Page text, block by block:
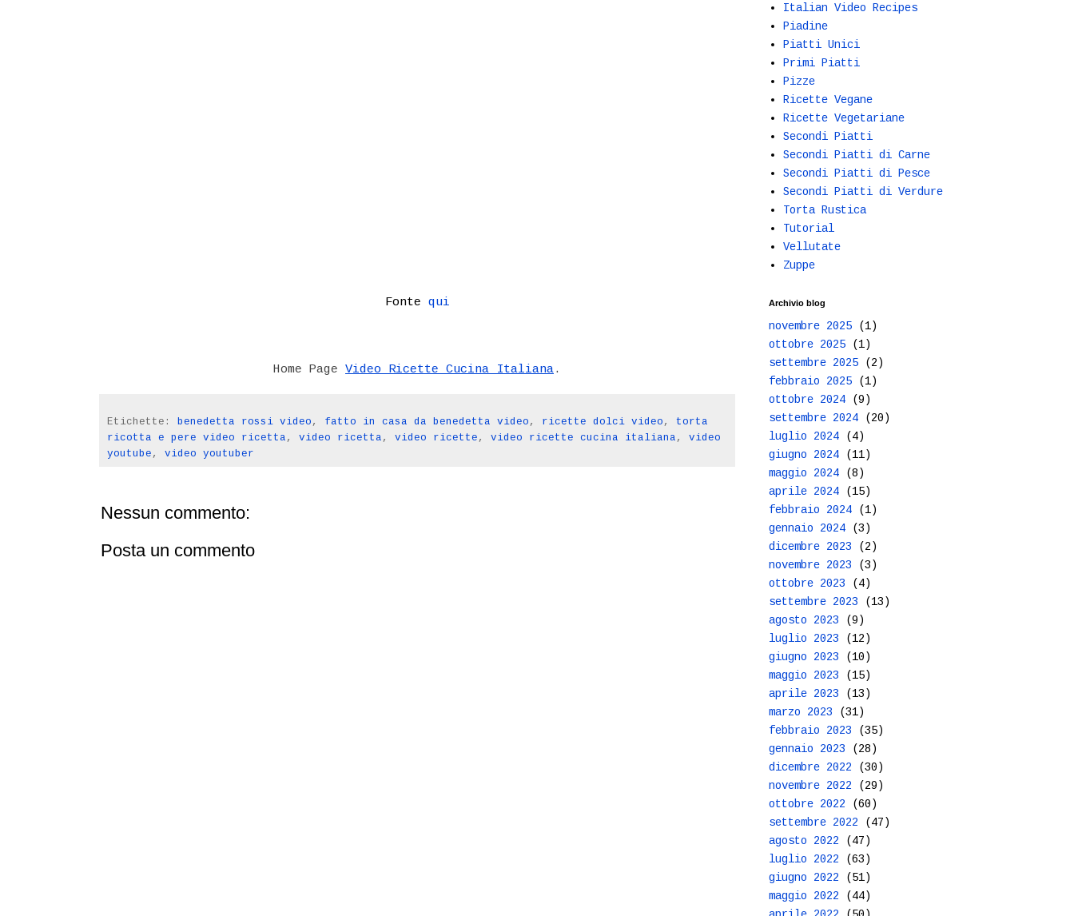
Fonte qui
Home Page Video Ricette Cucina Italiana.
Etichette: benedetta rossi video , fatto in casa da benedetta video , ricette dolci video , torta
ricotta e pere video ricetta , video ricetta , video ricette , video ricette cucina italiana , video
youtube , video youtuber
Nessun commento:
Posta un commento
Italian Video Recipes
Piadine
Piatti Unici
Primi Piatti
Pizze
Ricette Vegane
Ricette Vegetariane
Secondi Piatti
Secondi Piatti di Carne
Secondi Piatti di Pesce
Secondi Piatti di Verdure
Torta Rustica
Tutorial
Vellutate
Zuppe
Archivio blog
novembre 2025 (1)
ottobre 2025 (1)
settembre 2025 (2)
febbraio 2025 (1)
ottobre 2024 (9)
settembre 2024 (20)
luglio 2024 (4)
giugno 2024 (11)
maggio 2024 (8)
aprile 2024 (15)
febbraio 2024 (1)
gennaio 2024 (3)
dicembre 2023 (2)
novembre 2023 (3)
ottobre 2023 (4)
settembre 2023 (13)
agosto 2023 (9)
luglio 2023 (12)
giugno 2023 (10)
maggio 2023 (15)
aprile 2023 (13)
marzo 2023 (31)
febbraio 2023 (35)
gennaio 2023 (28)
dicembre 2022 (30)
novembre 2022 (29)
ottobre 2022 (60)
settembre 2022 (47)
agosto 2022 (47)
luglio 2022 (63)
giugno 2022 (51)
maggio 2022 (44)